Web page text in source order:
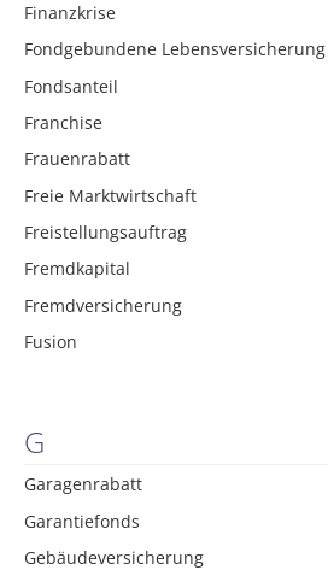
Finanzkrise
Fondgebundene Lebensversicherung
Fondsanteil
Franchise
Frauenrabatt
Freie Marktwirtschaft
Freistellungsauftrag
Fremdkapital
Fremdversicherung
Fusion
G
Garagenrabatt
Garantiefonds
Gebäudeversicherung